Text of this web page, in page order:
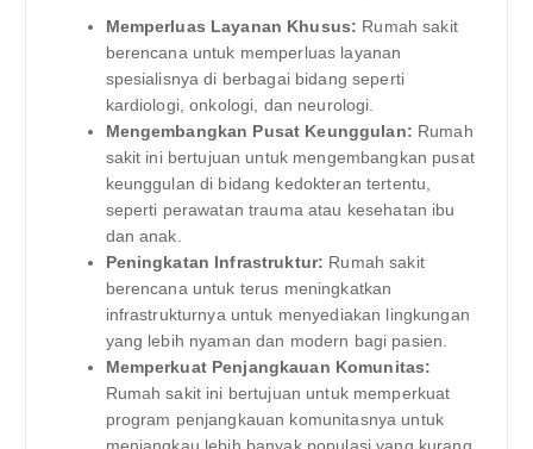
Memperluas Layanan Khusus: Rumah sakit
berencana untuk memperluas layanan
spesialisnya di berbagai bidang seperti
kardiologi, onkologi, dan neurologi.
Mengembangkan Pusat Keunggulan: Rumah
sakit ini bertujuan untuk mengembangkan pusat
keunggulan di bidang kedokteran tertentu,
seperti perawatan trauma atau kesehatan ibu
dan anak.
Peningkatan Infrastruktur: Rumah sakit
berencana untuk terus meningkatkan
infrastrukturnya untuk menyediakan lingkungan
yang lebih nyaman dan modern bagi pasien.
Memperkuat Penjangkauan Komunitas:
Rumah sakit ini bertujuan untuk memperkuat
program penjangkauan komunitasnya untuk